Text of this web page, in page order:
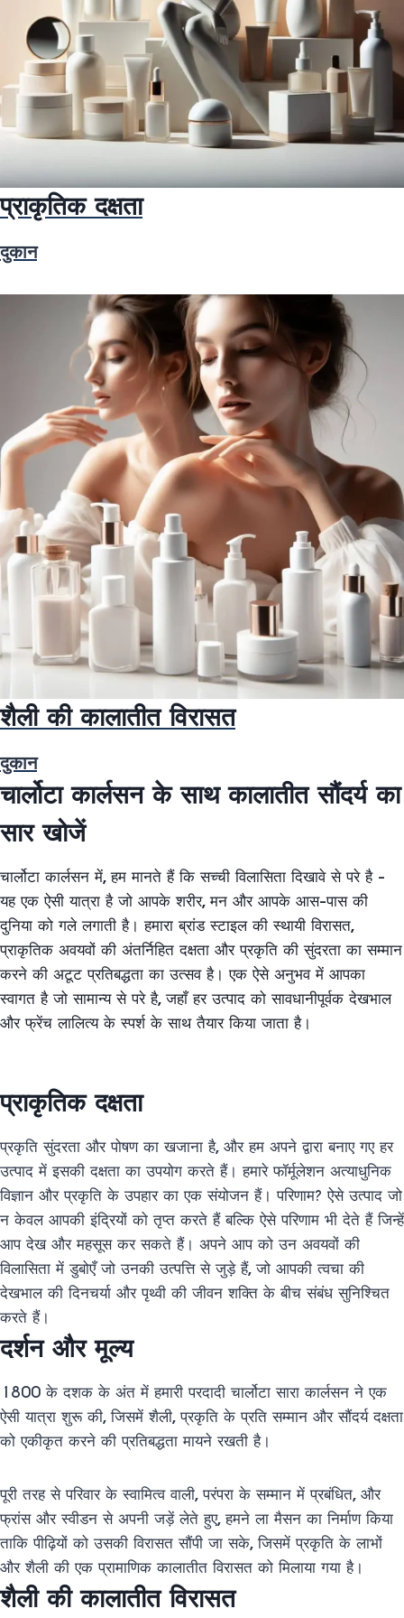
प्राकृतिक दक्षता
दुकान
शैली की कालातीत विरासत
दुकान
चार्लोटा कार्लसन के साथ कालातीत सौंदर्य का
सार खोजें
चार्लोटा कार्लसन में, हम मानते हैं कि सच्ची विलासिता दिखावे से परे है -
यह एक ऐसी यात्रा है जो आपके शरीर, मन और आपके आस-पास की
दुनिया को गले लगाती है। हमारा ब्रांड स्टाइल की स्थायी विरासत,
प्राकृतिक अवयवों की अंतर्निहित दक्षता और प्रकृति की सुंदरता का सम्मान
करने की अटूट प्रतिबद्धता का उत्सव है। एक ऐसे अनुभव में आपका
स्वागत है जो सामान्य से परे है, जहाँ हर उत्पाद को सावधानीपूर्वक देखभाल
और फ्रेंच लालित्य के स्पर्श के साथ तैयार किया जाता है।
प्राकृतिक दक्षता
प्रकृति सुंदरता और पोषण का खजाना है, और हम अपने द्वारा बनाए गए हर
उत्पाद में इसकी दक्षता का उपयोग करते हैं। हमारे फॉर्मूलेशन अत्याधुनिक
विज्ञान और प्रकृति के उपहार का एक संयोजन हैं। परिणाम? ऐसे उत्पाद जो
न केवल आपकी इंद्रियों को तृप्त करते हैं बल्कि ऐसे परिणाम भी देते हैं जिन्हें
आप देख और महसूस कर सकते हैं। अपने आप को उन अवयवों की
विलासिता में डुबोएँ जो उनकी उत्पत्ति से जुड़े हैं, जो आपकी त्वचा की
देखभाल की दिनचर्या और पृथ्वी की जीवन शक्ति के बीच संबंध सुनिश्चित
करते हैं।
दर्शन और मूल्य
1800 के दशक के अंत में हमारी परदादी चार्लोटा सारा कार्लसन ने एक
ऐसी यात्रा शुरू की, जिसमें शैली, प्रकृति के प्रति सम्मान और सौंदर्य दक्षता
को एकीकृत करने की प्रतिबद्धता मायने रखती है।
पूरी तरह से परिवार के स्वामित्व वाली, परंपरा के सम्मान में प्रबंधित, और
फ्रांस और स्वीडन से अपनी जड़ें लेते हुए, हमने ला मैसन का निर्माण किया
ताकि पीढ़ियों को उसकी विरासत सौंपी जा सके, जिसमें प्रकृति के लाभों
और शैली की एक प्रामाणिक कालातीत विरासत को मिलाया गया है।
शैली की कालातीत विरासत